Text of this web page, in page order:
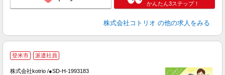
かんたん3ステップ！
株式会社コトリオ の他の求人をみる
登米市 派遣社員
株式会社kotrio /●SD-H-1993183